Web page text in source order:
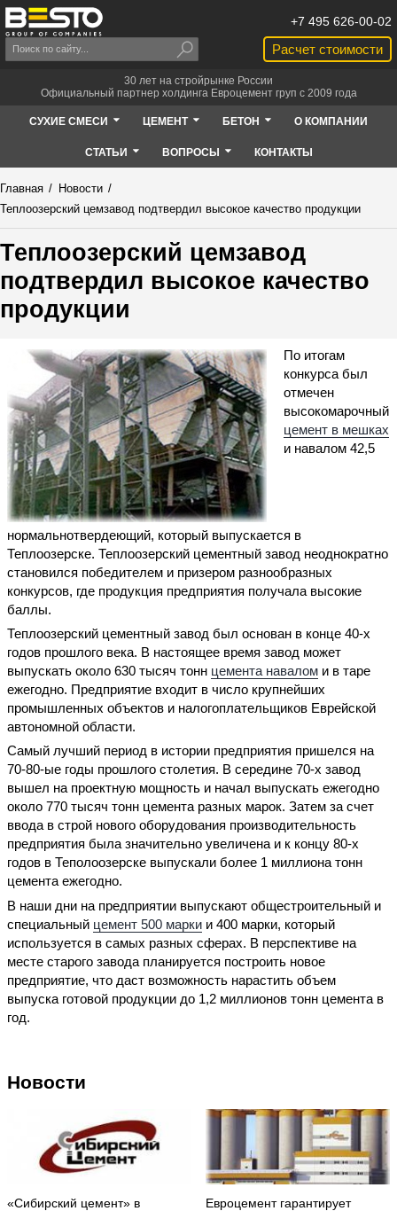
Расчет стоимости
+7 495 626-00-02
30 лет на стройрынке России
Официальный партнер холдинга Евроцемент груп с 2009 года
СУХИЕ СМЕСИ ЦЕМЕНТ БЕТОН О КОМПАНИИ
СТАТЬИ ВОПРОСЫ КОНТАКТЫ
Главная / Новости /
Теплоозерский цемзавод подтвердил высокое качество продукции
Теплоозерский цемзавод
подтвердил высокое качество
продукции
По итогам
конкурса был
отмечен
высокомарочный
цемент в мешках
и навалом 42,5
нормальнотвердеющий, который выпускается в
Теплоозерске. Теплоозерский цементный завод неоднократно
становился победителем и призером разнообразных
конкурсов, где продукция предприятия получала высокие
баллы.
Теплоозерский цементный завод был основан в конце 40-х
годов прошлого века. В настоящее время завод может
выпускать около 630 тысяч тонн цемента навалом и в таре
ежегодно. Предприятие входит в число крупнейших
промышленных объектов и налогоплательщиков Еврейской
автономной области.
Самый лучший период в истории предприятия пришелся на
70-80-ые годы прошлого столетия. В середине 70-х завод
вышел на проектную мощность и начал выпускать ежегодно
около 770 тысяч тонн цемента разных марок. Затем за счет
ввода в строй нового оборудования производительность
предприятия была значительно увеличена и к концу 80-х
годов в Теполоозерске выпускали более 1 миллиона тонн
цемента ежегодно.
В наши дни на предприятии выпускают общестроительный и
специальный цемент 500 марки и 400 марки, который
используется в самых разных сферах. В перспективе на
месте старого завода планируется построить новое
предприятие, что даст возможность нарастить объем
выпуска готовой продукции до 1,2 миллионов тонн цемента в
год.
Новости
«Сибирский цемент» в
Евроцемент гарантирует